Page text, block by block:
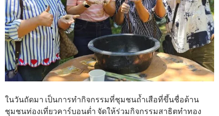
ในวันถัดมา เป็นการทำกิจกรรมที่ชุมชนถ้ำเสือที่ขึ้นชื่อด้าน
ชุมชนท่องเที่ยวคาร์บอนต่ำ จัดให้ร่วมกิจกรรมสาธิตทำทอง